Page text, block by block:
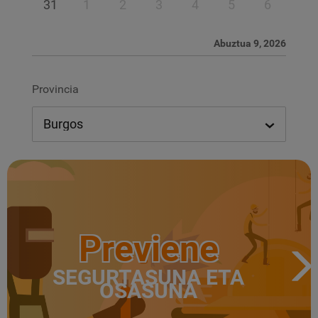
31 1 2 3 4 5 6
Abuztua 9, 2026
Provincia
Previene
SEGURTASUNA ETA
OSASUNA